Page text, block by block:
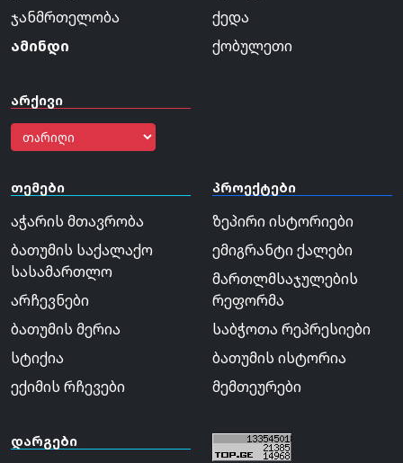
ჯანმრთელობა
ამინდი
არქივი
ქედა
ქობულეთი
თემები
აჭარის მთავრობა
ბათუმის საქალაქო
სასამართლო
არჩევნები
ბათუმის მერია
სტიქია
ექიმის რჩევები
პროექტები
ზეპირი ისტორიები
ემიგრანტი ქალები
მართლმსაჯულების
რეფორმა
საბჭოთა რეპრესიები
ბათუმის ისტორია
მემთეურები
დარგები